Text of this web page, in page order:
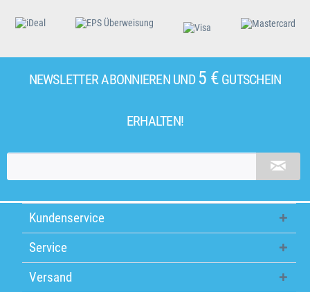
NEWSLETTER ABONNIEREN UND 5 €GUTSCHEIN
ERHALTEN!
Kundenservice
Service
Versand